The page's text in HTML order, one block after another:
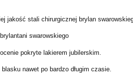
jakość stali chirurgicznej brylan
swarowskiego
pokryte lakierem jubilerskim.
nawet po bardzo długim czasie.